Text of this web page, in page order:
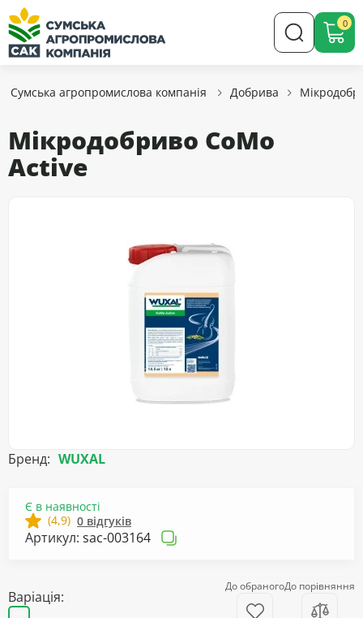
0
Сумська агропромислова компанія Добрива
Мікродобриво CoMo
Active
Бренд: WUXAL
Є в наявності
(4,9) 0 відгуків
Артикул: sac-003164
Варіація:
До обраногоДо порівняння